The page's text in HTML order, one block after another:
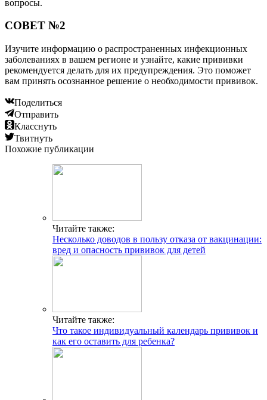
вопросы.
СОВЕТ №2
Изучите информацию о распространенных инфекционных
заболеваниях в вашем регионе и узнайте, какие прививки
рекомендуется делать для их предупреждения. Это поможет
вам принять осознанное решение о необходимости прививок.
Поделиться
Отправить
Класснуть
Твитнуть
Похожие публикации
Читайте также:
Несколько доводов в пользу отказа от вакцинации:
вред и опасность прививок для детей
Читайте также:
Что такое индивидуальный календарь прививок и
как его оставить для ребенка?